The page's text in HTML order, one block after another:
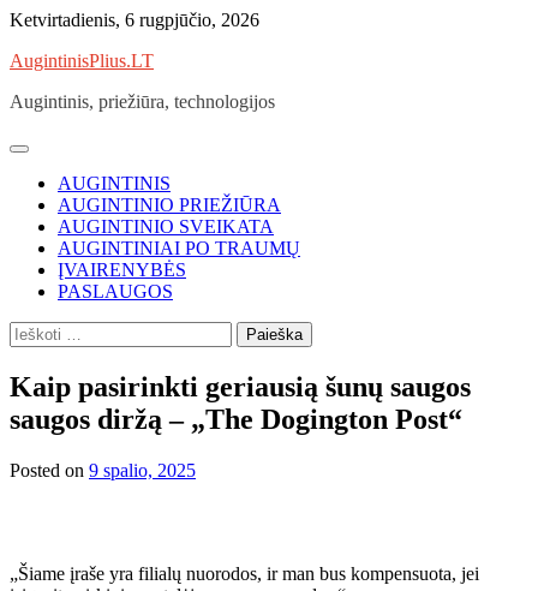
Skip
content
Ketvirtadienis, 6 rugpjūčio, 2026
AugintinisPlius.LT
Augintinis, priežiūra, technologijos
AUGINTINIS
AUGINTINIO PRIEŽIŪRA
AUGINTINIO SVEIKATA
AUGINTINIAI PO TRAUMŲ
ĮVAIRENYBĖS
PASLAUGOS
Ieškoti:
Kaip pasirinkti geriausią šunų saugos
saugos diržą – „The Dogington Post“
Posted on 9 spalio, 2025
„Šiame įraše yra filialų nuorodos, ir man bus kompensuota, jei